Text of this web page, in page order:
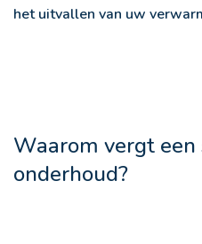
het uitvallen van uw
Waarom vergt
onderhoud?